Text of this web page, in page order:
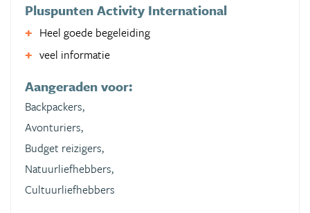
Pluspunten Activity International
Heel goede begeleiding
veel informatie
Aangeraden voor:
Backpackers,
Avonturiers,
Budget reizigers,
Natuurliefhebbers,
Cultuurliefhebbers